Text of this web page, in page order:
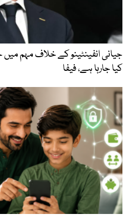
جیانی انفینٹینو کے خلاف مہم میں
کیا جارہا ہے، فیفا